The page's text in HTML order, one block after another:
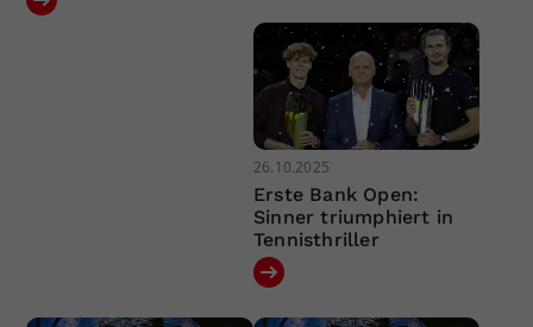
26.10.2025
Erste Bank Open:
Sinner triumphiert in
Tennisthriller